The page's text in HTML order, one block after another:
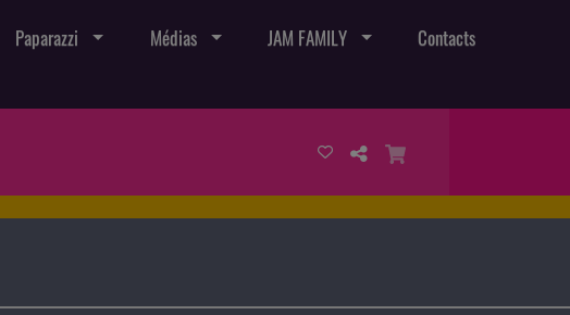
Paparazzi Médias JAM FAMILY Contacts